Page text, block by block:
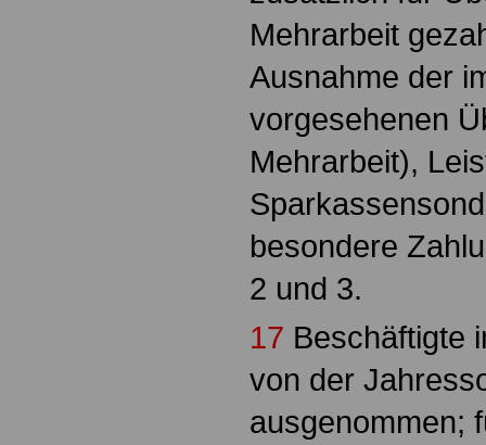
Mehrarbeit
Ausnahme der
vorgesehenen
Mehrarbeit),
besondere
2 und 3.
17 Beschäftigte
von der
ausgenommen;